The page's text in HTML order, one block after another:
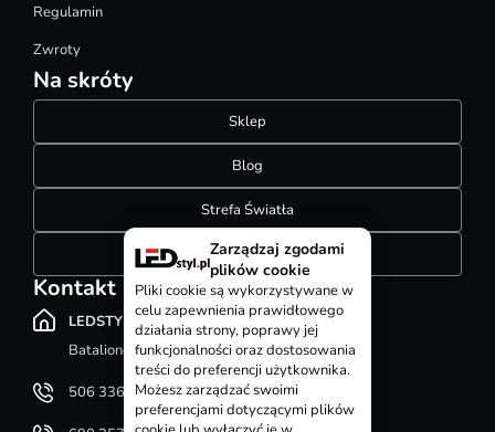
Regulamin
Zwroty
Na skróty
Sklep
Blog
Strefa Światła
Konfigurator szynoprzewodów
Kontakt
LEDSTYL.pl
Batalionów Chłopskich 12, 94-058 Łódź
506 336 320
Zarządzaj zgodami
plików cookie
Pliki cookie są wykorzystywane w
celu zapewnienia prawidłowego
działania strony, poprawy jej
funkcjonalności oraz dostosowania
treści do preferencji użytkownika.
Możesz zarządzać swoimi
preferencjami dotyczącymi plików